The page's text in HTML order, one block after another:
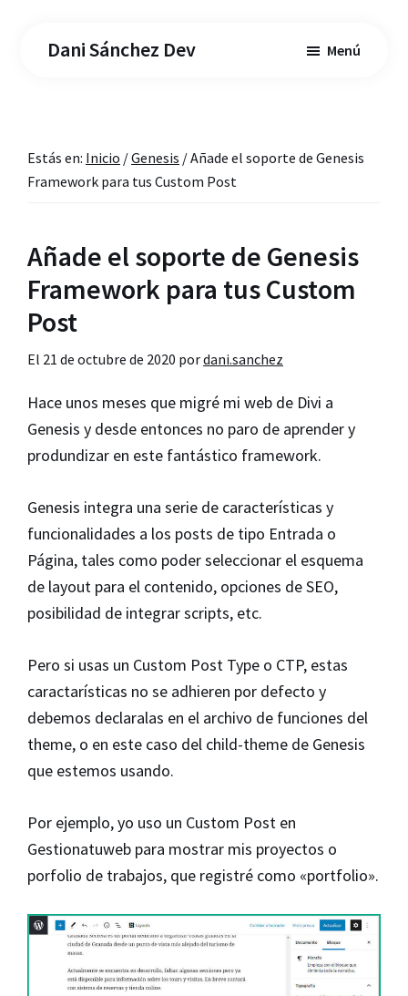
Dani Sánchez Dev Menú
Estás en: Inicio /Genesis /Añade el soporte de Genesis
Framework para tus Custom Post
Añade el soporte de Genesis
Framework para tus Custom
Post
El 21 de octubre de 2020 pordani.sanchez
Hace unos meses que migré mi web de Divi a
Genesis y desde entonces no paro de aprender y
produndizar en este fantástico framework.
Genesis integra una serie de características y
funcionalidades a los posts de tipo Entrada o
Página, tales como poder seleccionar el esquema
de layout para el contenido, opciones de SEO,
posibilidad de integrar scripts, etc.
Pero si usas un Custom Post Type o CTP, estas
caractarísticas no se adhieren por defecto y
debemos declaralas en el archivo de funciones del
theme, o en este caso del child-theme de Genesis
que estemos usando.
Por ejemplo, yo uso un Custom Post en
Gestionatuweb para mostrar mis proyectos o
porfolio de trabajos, que registré como «portfolio».